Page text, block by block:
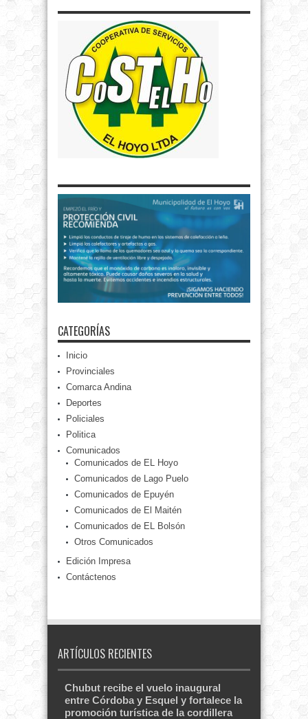
CATEGORÍAS
Inicio
Provinciales
Comarca Andina
Deportes
Policiales
Politica
Comunicados
Comunicados de EL Hoyo
Comunicados de Lago Puelo
Comunicados de Epuyén
Comunicados de El Maitén
Comunicados de EL Bolsón
Otros Comunicados
Edición Impresa
Contáctenos
ARTÍCULOS RECIENTES
Chubut recibe el vuelo inaugural
entre Córdoba y Esquel y fortalece la
promoción turística de la cordillera